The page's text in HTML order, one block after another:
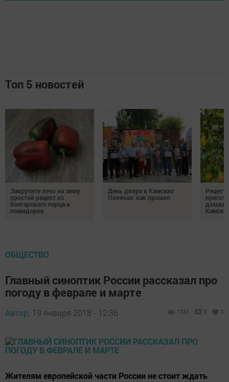
Топ 5 новостей
Закрутите лечо на зиму:
простой рецепт из
болгарского перца и
помидоров
День двора в Камских
Полянах: как прошел
ОБЩЕСТВО
Главный синоптик России рассказал про
погоду в феврале и марте
Автор, 19 января 2018 - 12:36 1533 0 0
Жителям европейской части России не стоит ждать